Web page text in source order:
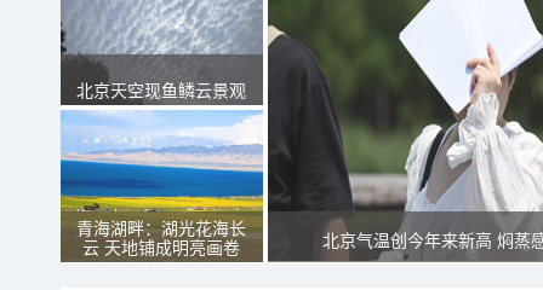
北京天空现鱼鳞云景观
青海湖畔：湖光花海长
云 天地铺成明亮画卷
北京气温创今年来新高 焖蒸